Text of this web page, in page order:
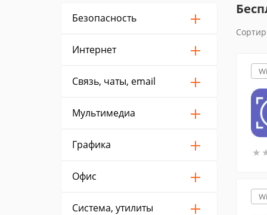
Безопасность
Интернет
Связь, чаты, email
Мультимедиа
Графика
Офис
Система, утилиты
★
★